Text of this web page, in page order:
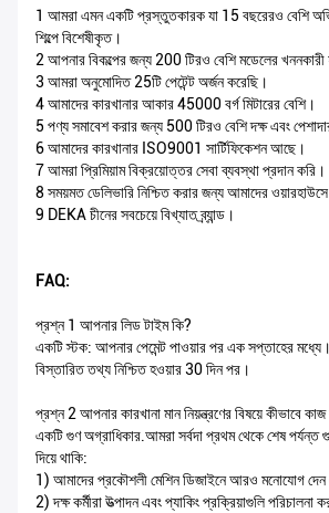
1 আমরা এমন একটি প্রস্তুতকারক যা 15 বছরেরও বেশি
শিল্পে বিশেষীকৃত।
2 আপনার বিকল্পের জন্য 200 টিরও বেশি মডেলের
3 আমরা অনুমোদিত 25টি পেটেন্ট অর্জন করেছি।
4 আমাদের কারখানার আকার 45000 বর্গ মিটারের বেশি।
5 পণ্য সমাবেশ করার জন্য 500 টিরও বেশি দক্ষ এবং
6 আমাদের কারখানার ISO9001 সার্টিফিকেশন আছে।
7 আমরা প্রিমিয়াম বিক্রয়োত্তর সেবা ব্যবস্থা প্রদান করি।
8 সময়মত ডেলিভারি নিশ্চিত করার জন্য আমাদের
9 DEKA চীনের সবচেয়ে বিখ্যাত ব্র্যান্ড।
FAQ:
প্রশ্ন 1 আপনার লিড টাইম কি?
একটি স্টক: আপনার পেমেন্ট পাওয়ার পর এক সপ্তাহের
বিস্তারিত তথ্য নিশ্চিত হওয়ার 30 দিন পর।
প্রশ্ন 2 আপনার কারখানা মান নিয়ন্ত্রণের বিষয়ে কীভাবে
একটি গুণ অগ্রাধিকার.আমরা সর্বদা প্রথম থেকে শেষ পর্যন্ত
দিয়ে থাকি:
1) আমাদের প্রকৌশলী মেশিন ডিজাইনে আরও মনোযোগ দেন
2) দক্ষ কর্মীরা উত্পাদন এবং প্যাকিং প্রক্রিয়াগুলি পরিচালনা